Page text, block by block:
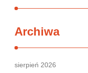
Archiwa
sierpień 2026